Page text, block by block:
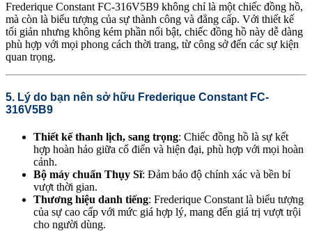
Frederique Constant FC-316V5B9 không chỉ là một chiếc đồng hồ,
mà còn là biểu tượng của sự thành công và đẳng cấp. Với thiết kế
tối giản nhưng không kém phần nổi bật, chiếc đồng hồ này dễ dàng
phù hợp với mọi phong cách thời trang, từ công sở đến các sự kiện
quan trọng.
5. Lý do bạn nên sở hữu Frederique Constant FC-
316V5B9
Thiết kế thanh lịch, sang trọng: Chiếc đồng hồ là sự kết
hợp hoàn hảo giữa cổ điển và hiện đại, phù hợp với mọi hoàn
cảnh.
Bộ máy chuẩn Thụy Sĩ: Đảm bảo độ chính xác và bền bỉ
vượt thời gian.
Thương hiệu danh tiếng: Frederique Constant là biểu tượng
của sự cao cấp với mức giá hợp lý, mang đến giá trị vượt trội
cho người dùng.